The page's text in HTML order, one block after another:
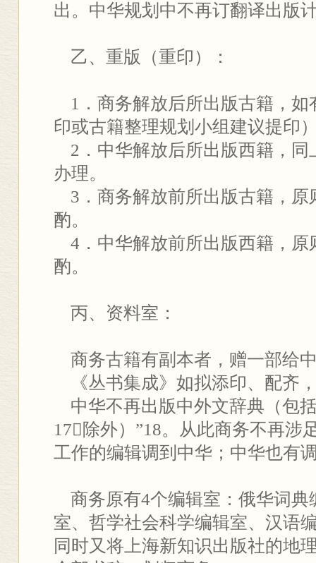
出。中华规划中不再订翻译出版
乙、重版（重印）：
1．商务解放后所出版古籍，如
印或古籍整理规划小组建议提印
2．中华解放后所出版西籍，同
办理。
3．商务解放前所出版古籍，原
酌。
4．中华解放前所出版西籍，原
酌。
丙、资料室：
商务古籍有副本者，赠一部给
《丛书集成》如拟添印、配齐
中华不再出版中外文辞典（包
17除外）”18。从此商务不再涉
工作的编辑调到中华；中华也有
商务原有4个编辑室：俄华词典
室、哲学社会科学编辑室、汉语
同时又将上海新知识出版社的地